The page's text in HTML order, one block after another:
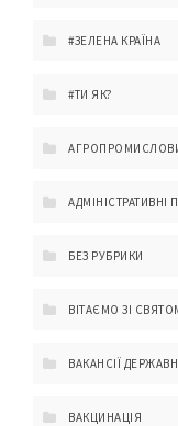
#ЗЕЛЕНА КРАЇНА
#ТИ ЯК?
АДМІНІСТРАТИВНІ
БЕЗ РУБРИКИ
ВІТАЄМО ЗІ
ВАКАНСІЇ
ВАКЦИНАЦІЯ